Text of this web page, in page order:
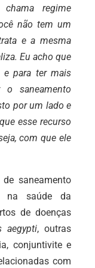
regime
não tem um
e a mesma
Eu acho que
e para ter mais
o saneamento
por um lado e
esse recurso
com que ele
saneamento
na saúde da
de doenças
aegypti, outras
conjuntivite e
com